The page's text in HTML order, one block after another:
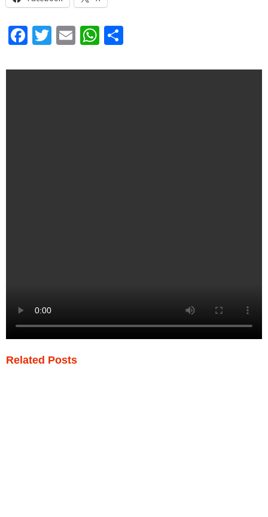
Facebook
Twitter
EmailWhatsApp
Related Posts